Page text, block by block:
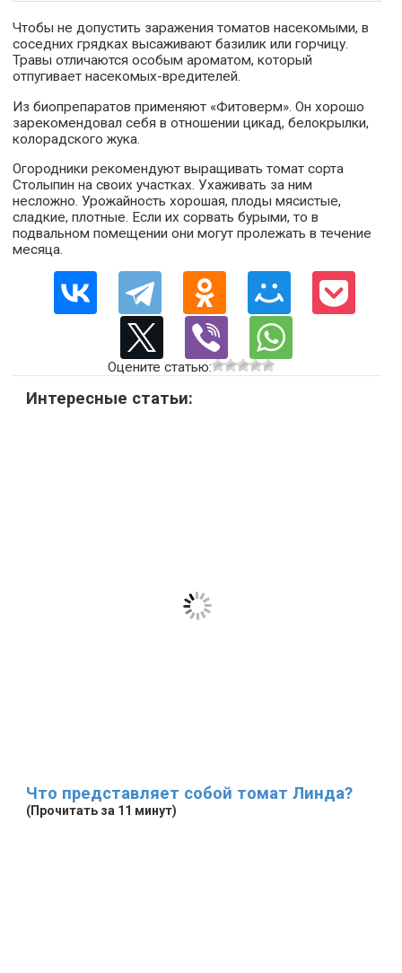
Чтобы не допустить заражения томатов насекомыми, в
соседних грядках высаживают базилик или горчицу.
Травы отличаются особым ароматом, который
отпугивает насекомых-вредителей.
Из биопрепаратов применяют «Фитоверм». Он хорошо
зарекомендовал себя в отношении цикад, белокрылки,
колорадского жука.
Огородники рекомендуют выращивать томат сорта
Столыпин на своих участках. Ухаживать за ним
несложно. Урожайность хорошая, плоды мясистые,
сладкие, плотные. Если их сорвать бурыми, то в
подвальном помещении они могут пролежать в течение
месяца.
Оцените статью:
Интересные статьи:
Что представляет собой томат Линда?
(Прочитать за 11 минут)